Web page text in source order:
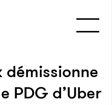
démissionne
PDG d’Uber